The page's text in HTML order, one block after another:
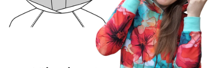
hvězdiček.